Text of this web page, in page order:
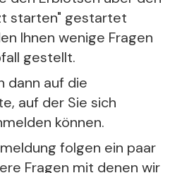
starten" gestartet
Ihnen wenige Fragen
gestellt.
dann auf die
auf der Sie sich
können.
folgen ein paar
Fragen mit denen wir